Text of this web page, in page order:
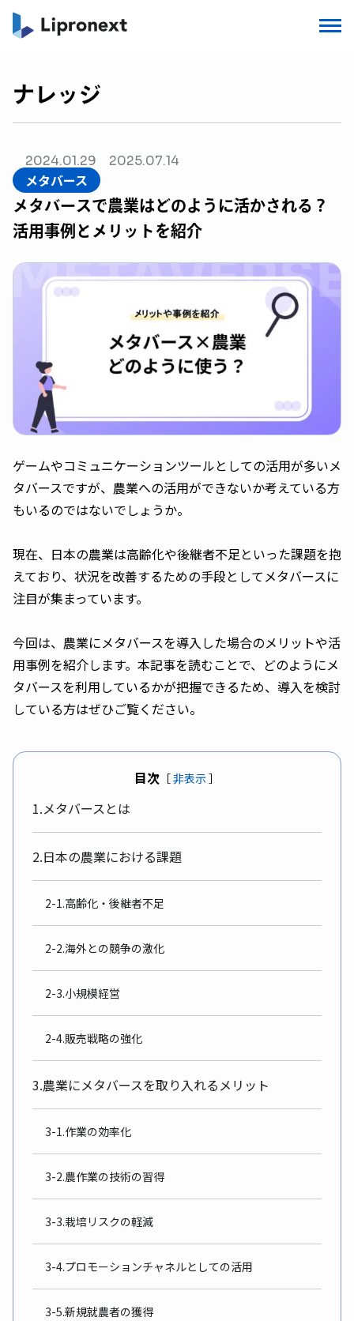
ナレッジ
2024.01.29 2025.07.14
メタバース
メタバースで農業はどのように活かされる？
活用事例とメリットを紹介
ゲームやコミュニケーションツールとしての活用が多いメ
タバースですが、農業への活用ができないか考えている方
もいるのではないでしょうか。
現在、日本の農業は高齢化や後継者不足といった課題を抱
えており、状況を改善するための手段としてメタバースに
注目が集まっています。
今回は、農業にメタバースを導入した場合のメリットや活
用事例を紹介します。本記事を読むことで、どのようにメ
タバースを利用しているかが把握できるため、導入を検討
している方はぜひご覧ください。
目次 ［非表示］
1.メタバースとは
2.日本の農業における課題
2-1.高齢化・後継者不足
2-2.海外との競争の激化
2-3.小規模経営
2-4.販売戦略の強化
3.農業にメタバースを取り入れるメリット
3-1.作業の効率化
3-2.農作業の技術の習得
3-3.栽培リスクの軽減
3-4.プロモーションチャネルとしての活用
3-5.新規就農者の獲得